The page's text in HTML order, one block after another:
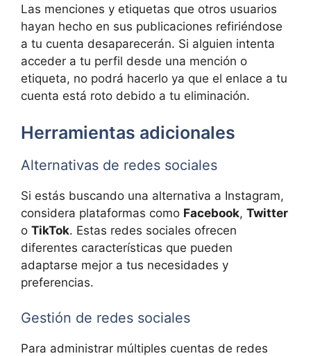
Las menciones y etiquetas que otros usuarios
hayan hecho en sus publicaciones refiriéndose
a tu cuenta desaparecerán. Si alguien intenta
acceder a tu perfil desde una mención o
etiqueta, no podrá hacerlo ya que el enlace a tu
cuenta está roto debido a tu eliminación.
Herramientas adicionales
Alternativas de redes sociales
Si estás buscando una alternativa a Instagram,
considera plataformas como Facebook, Twitter
o TikTok. Estas redes sociales ofrecen
diferentes características que pueden
adaptarse mejor a tus necesidades y
preferencias.
Gestión de redes sociales
Para administrar múltiples cuentas de redes